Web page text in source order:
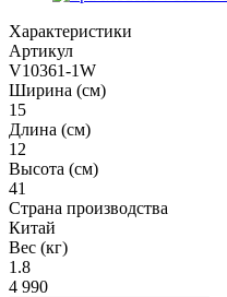
Характеристики
Артикул
V10361-1W
Ширина (см)
15
Длина (см)
12
Высота (см)
41
Страна производства
Китай
Вес (кг)
1.8
4 990